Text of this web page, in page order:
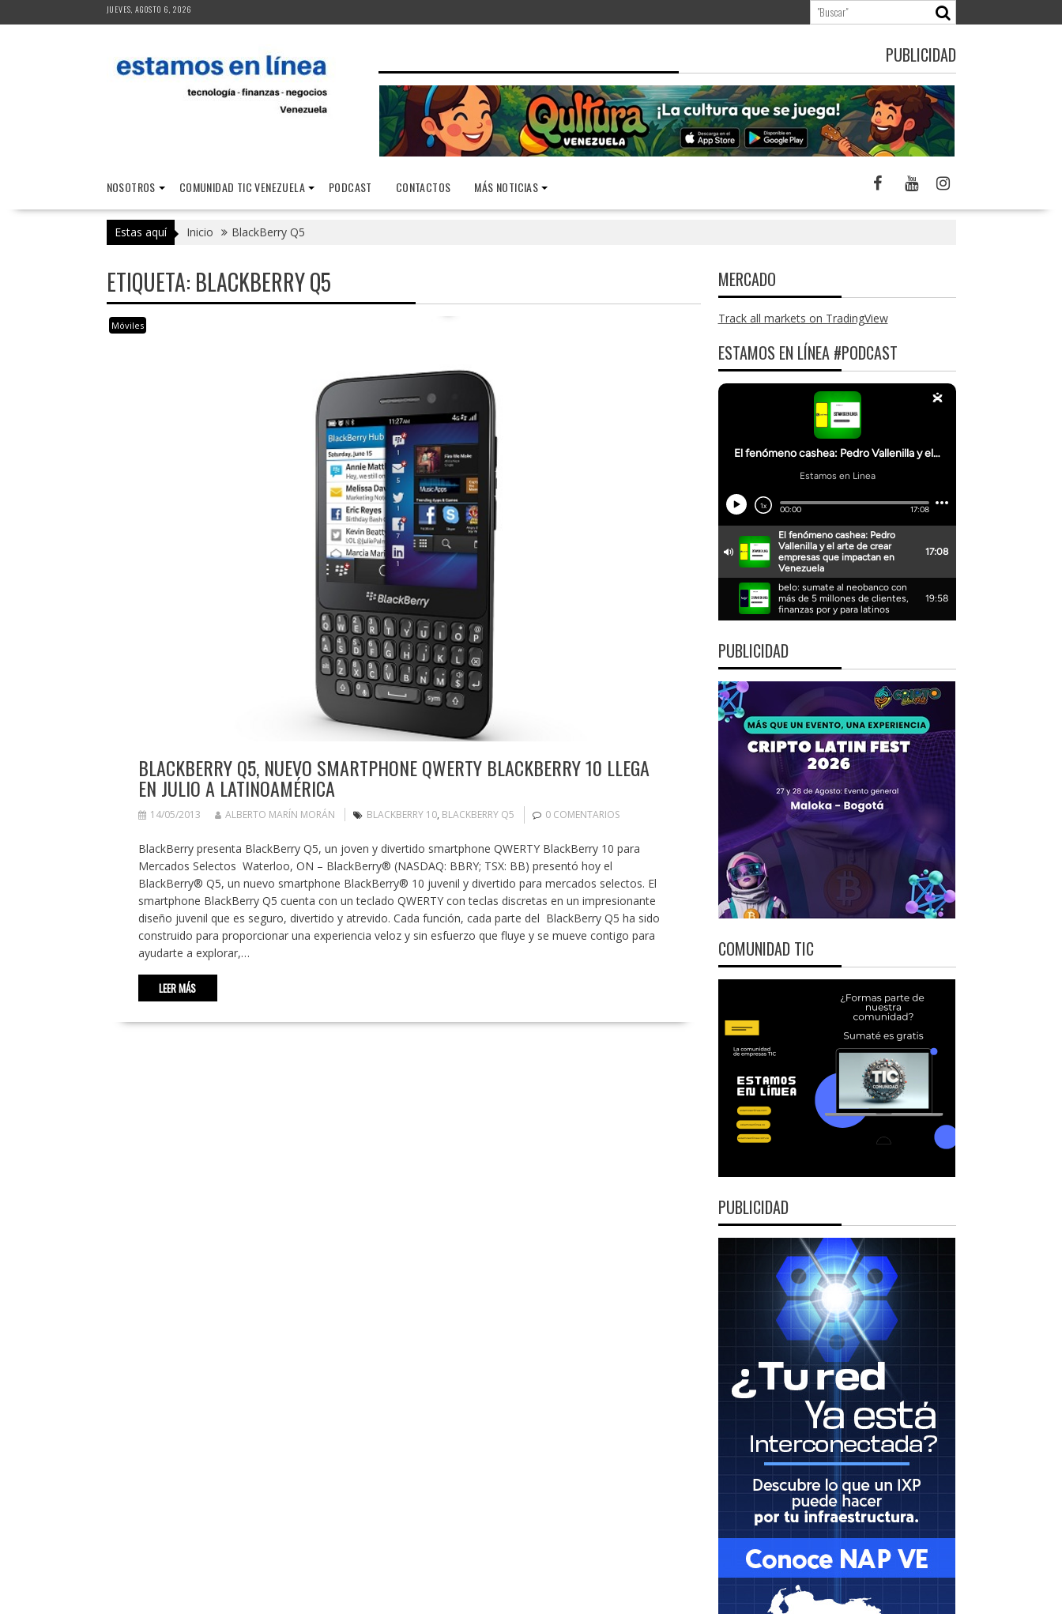
al
JUEVES, AGOSTO 6, 2026
PUBLICIDAD
NOSOTROS COMUNIDAD TIC VENEZUELA PODCAST CONTACTOS MÁS NOTICIAS
Estas aquí Inicio BlackBerry Q5
ETIQUETA: BLACKBERRY Q5
Móviles
BLACKBERRY Q5, NUEVO SMARTPHONE QWERTY BLACKBERRY 10 LLEGA
EN JULIO A LATINOAMÉRICA
14/05/2013 ALBERTO MARÍN MORÁN BLACKBERRY 10, BLACKBERRY Q5 0 COMENTARIOS
BlackBerry presenta BlackBerry Q5, un joven y divertido smartphone QWERTY BlackBerry 10 para
Mercados Selectos Waterloo, ON – BlackBerry® (NASDAQ: BBRY; TSX: BB) presentó hoy el
BlackBerry® Q5, un nuevo smartphone BlackBerry® 10 juvenil y divertido para mercados selectos. El
smartphone BlackBerry Q5 cuenta con un teclado QWERTY con teclas discretas en un impresionante
diseño juvenil que es seguro, divertido y atrevido. Cada función, cada parte del BlackBerry Q5 ha sido
construido para proporcionar una experiencia veloz y sin esfuerzo que fluye y se mueve contigo para
ayudarte a explorar,…
LEER MÁS
MERCADO
Track all markets on TradingView
ESTAMOS EN LÍNEA #PODCAST
PUBLICIDAD
COMUNIDAD TIC
PUBLICIDAD